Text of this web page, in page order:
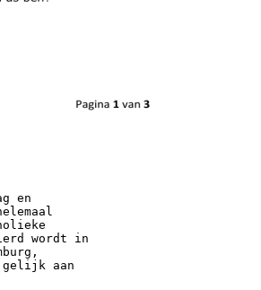
en
wordt in
gelijk aan